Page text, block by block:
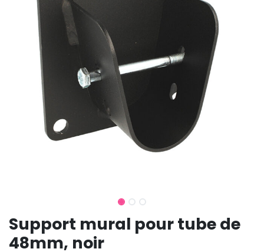
Support mural pour tube de
48mm, noir